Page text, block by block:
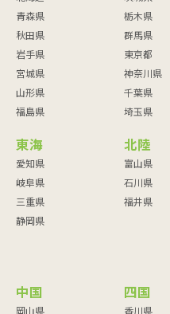
青森県
秋田県
岩手県
宮城県
山形県
福島県
栃木県
群馬県
東京都
神奈川県
千葉県
埼玉県
東海
愛知県
岐阜県
三重県
静岡県
北陸
富山県
石川県
福井県
中国
岡山県
四国
香川県